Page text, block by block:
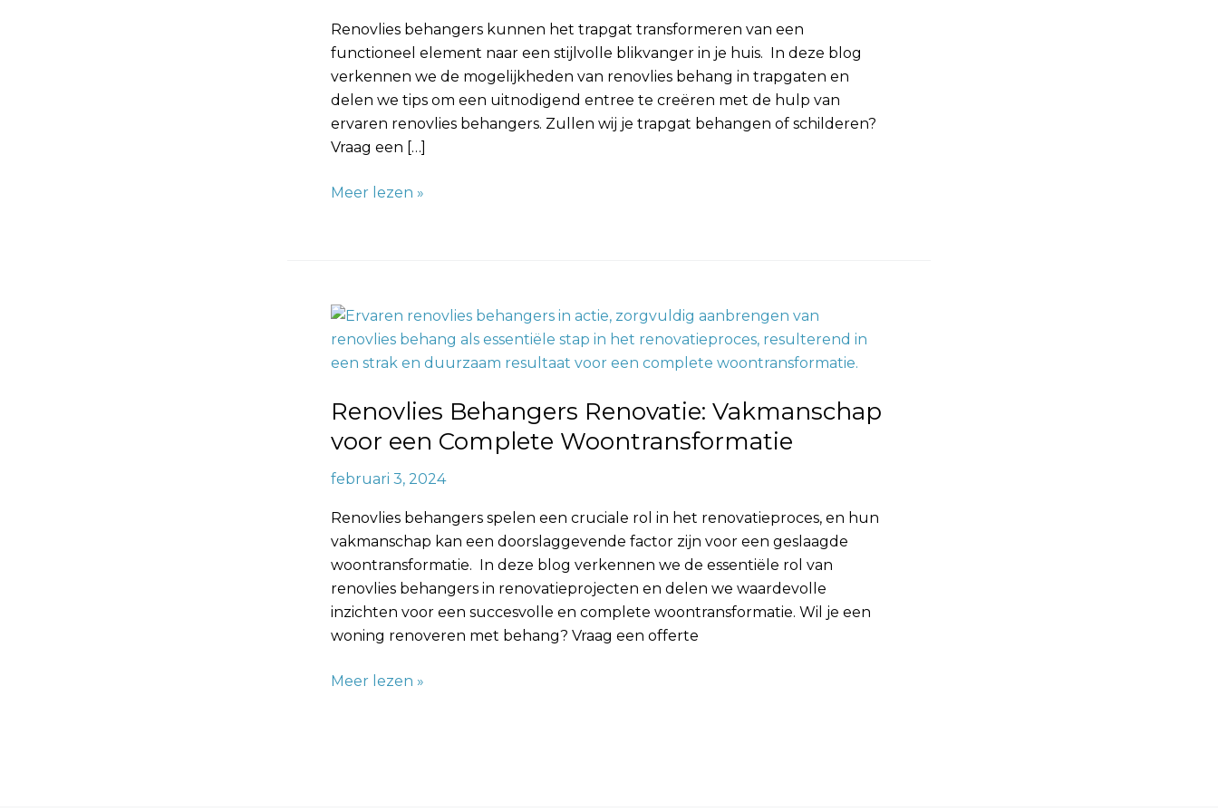
Renovlies behangers kunnen het trapgat transformeren van een
functioneel element naar een stijlvolle blikvanger in je huis. In deze blog
verkennen we de mogelijkheden van renovlies behang in trapgaten en
delen we tips om een uitnodigend entree te creëren met de hulp van
ervaren renovlies behangers. Zullen wij je trapgat behangen of schilderen?
Vraag een […]
Meer lezen »
Renovlies Behangers Renovatie: Vakmanschap
voor een Complete Woontransformatie
februari 3, 2024
Renovlies behangers spelen een cruciale rol in het renovatieproces, en hun
vakmanschap kan een doorslaggevende factor zijn voor een geslaagde
woontransformatie. In deze blog verkennen we de essentiële rol van
renovlies behangers in renovatieprojecten en delen we waardevolle
inzichten voor een succesvolle en complete woontransformatie. Wil je een
woning renoveren met behang? Vraag een offerte
Renovlies
Behangers
Renovatie:
voor
een
Woontransformatie
Meer lezen »